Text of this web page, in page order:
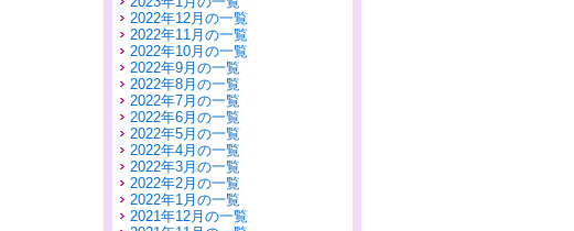
2022年12月の一覧
2022年11月の一覧
2022年10月の一覧
2022年9月の一覧
2022年8月の一覧
2022年7月の一覧
2022年6月の一覧
2022年5月の一覧
2022年4月の一覧
2022年3月の一覧
2022年2月の一覧
2022年1月の一覧
2021年12月の一覧